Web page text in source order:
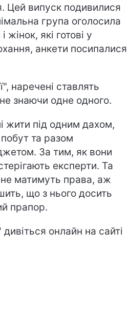
Цей випуск подивилися
група оголосила
жінок, які готові у
анкети посипалися
наречені ставлять
знаючи одне одного.
жити під одним дахом,
та разом
За тим, як вони
експерти. Та
матимуть права, аж
що з нього досить
прапор.
онлайн на сайті